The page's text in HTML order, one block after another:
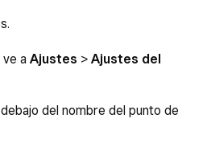
a Ajustes > Ajustes del
del nombre del punto de